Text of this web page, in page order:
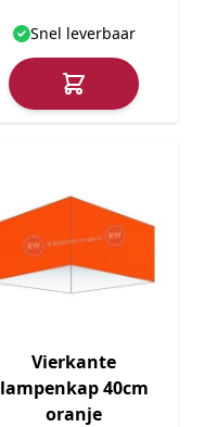
Snel leverbaar
Vierkante
lampenkap 40cm
oranje